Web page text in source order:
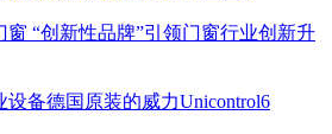
窗 “创新性品牌”引领门窗行业创新升
备德国原装的威力Unicontrol6